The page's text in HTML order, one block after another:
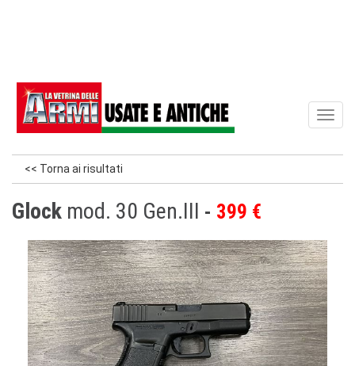
<< Torna ai risultati
Glock mod. 30 Gen.III 399 €